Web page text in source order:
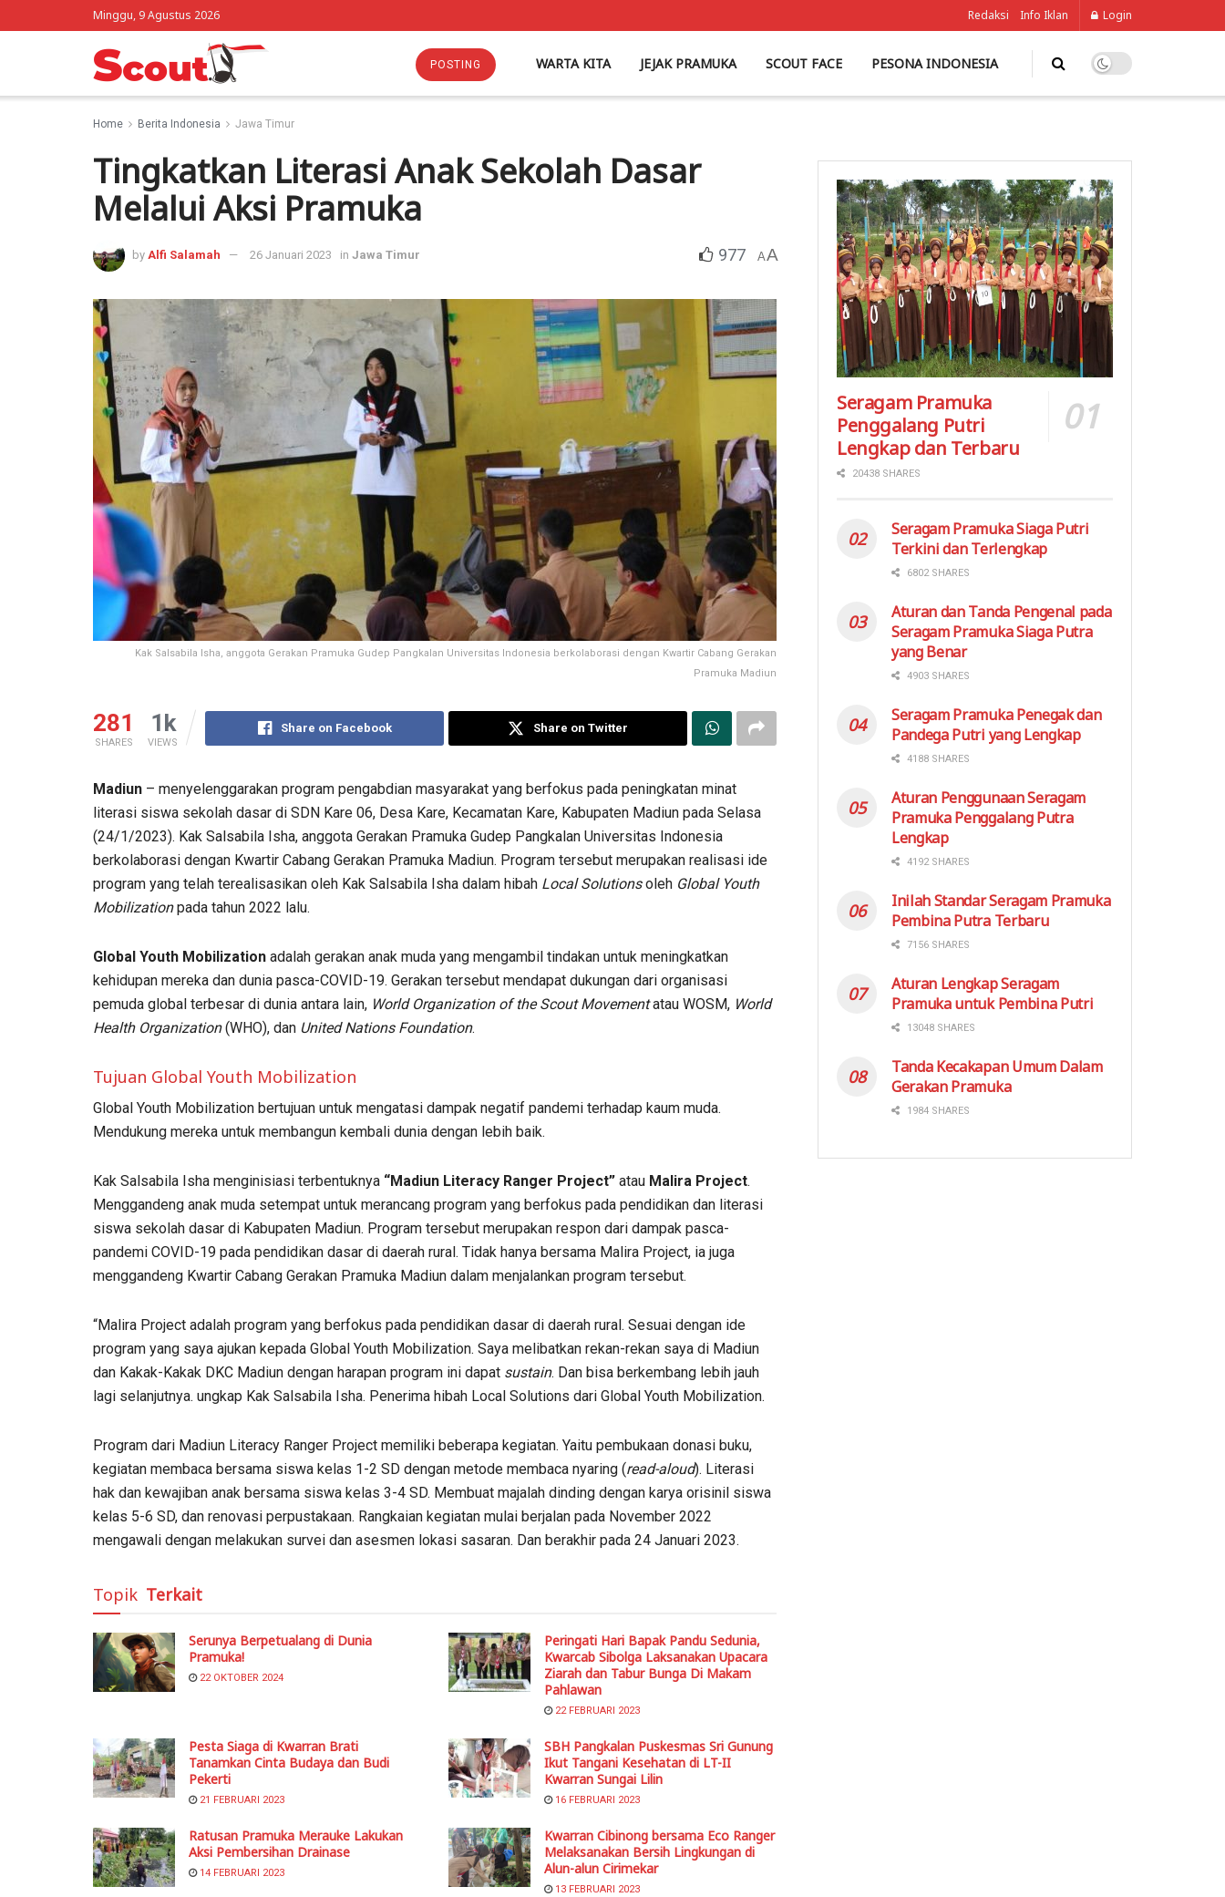
Minggu, 9 Agustus 2026 Redaksi Info Iklan Login
POSTING WARTA KITA JEJAK PRAMUKA SCOUT FACE PESONA INDONESIA
Home Berita Indonesia Jawa Timur
Tingkatkan Literasi Anak Sekolah Dasar
Melalui Aksi Pramuka
by Alfi Salamah 26 Januari 2023 in Jawa Timur 977 AA
Kak Salsabila Isha, anggota Gerakan Pramuka Gudep Pangkalan Universitas Indonesia berkolaborasi dengan Kwartir Cabang Gerakan
Pramuka Madiun
281
SHARES
1k
VIEWS
Share on Facebook Share on Twitter
Madiun – menyelenggarakan program pengabdian masyarakat yang berfokus pada peningkatan minat
literasi siswa sekolah dasar di SDN Kare 06, Desa Kare, Kecamatan Kare, Kabupaten Madiun pada Selasa
(24/1/2023). Kak Salsabila Isha, anggota Gerakan Pramuka Gudep Pangkalan Universitas Indonesia
berkolaborasi dengan Kwartir Cabang Gerakan Pramuka Madiun. Program tersebut merupakan realisasi ide
program yang telah terealisasikan oleh Kak Salsabila Isha dalam hibah Local Solutionsoleh Global Youth
Mobilizationpada tahun 2022 lalu.
Global Youth Mobilization adalah gerakan anak muda yang mengambil tindakan untuk meningkatkan
kehidupan mereka dan dunia pasca-COVID-19. Gerakan tersebut mendapat dukungan dari organisasi
pemuda global terbesar di dunia antara lain, World Organization of the Scout Movementatau WOSM, World
Health Organization(WHO), dan United Nations Foundation.
Tujuan Global Youth Mobilization
Global Youth Mobilization bertujuan untuk mengatasi dampak negatif pandemi terhadap kaum muda.
Mendukung mereka untuk membangun kembali dunia dengan lebih baik.
Kak Salsabila Isha menginisiasi terbentuknya “Madiun Literacy Ranger Project” atau Malira Project.
Menggandeng anak muda setempat untuk merancang program yang berfokus pada pendidikan dan literasi
siswa sekolah dasar di Kabupaten Madiun. Program tersebut merupakan respon dari dampak pasca-
pandemi COVID-19 pada pendidikan dasar di daerah rural. Tidak hanya bersama Malira Project, ia juga
menggandeng Kwartir Cabang Gerakan Pramuka Madiun dalam menjalankan program tersebut.
“Malira Project adalah program yang berfokus pada pendidikan dasar di daerah rural. Sesuai dengan ide
program yang saya ajukan kepada Global Youth Mobilization. Saya melibatkan rekan-rekan saya di Madiun
dan Kakak-Kakak DKC Madiun dengan harapan program ini dapat sustain. Dan bisa berkembang lebih jauh
lagi selanjutnya. ungkap Kak Salsabila Isha. Penerima hibah Local Solutions dari Global Youth Mobilization.
Program dari Madiun Literacy Ranger Project memiliki beberapa kegiatan. Yaitu pembukaan donasi buku,
kegiatan membaca bersama siswa kelas 1-2 SD dengan metode membaca nyaring (read-aloud). Literasi
hak dan kewajiban anak bersama siswa kelas 3-4 SD. Membuat majalah dinding dengan karya orisinil siswa
kelas 5-6 SD, dan renovasi perpustakaan. Rangkaian kegiatan mulai berjalan pada November 2022
mengawali dengan melakukan survei dan asesmen lokasi sasaran. Dan berakhir pada 24 Januari 2023.
Topik Terkait
Serunya Berpetualang di Dunia
Pramuka!
22 OKTOBER 2024
Peringati Hari Bapak Pandu Sedunia,
Kwarcab Sibolga Laksanakan Upacara
Ziarah dan Tabur Bunga Di Makam
Pahlawan
22 FEBRUARI 2023
Pesta Siaga di Kwarran Brati
Tanamkan Cinta Budaya dan Budi
Pekerti
21 FEBRUARI 2023
SBH Pangkalan Puskesmas Sri Gunung
Ikut Tangani Kesehatan di LT-II
Kwarran Sungai Lilin
16 FEBRUARI 2023
Ratusan Pramuka Merauke Lakukan
Aksi Pembersihan Drainase
14 FEBRUARI 2023
Kwarran Cibinong bersama Eco Ranger
Melaksanakan Bersih Lingkungan di
Alun-alun Cirimekar
13 FEBRUARI 2023
Seragam Pramuka
Penggalang Putri
Lengkap dan Terbaru
20438 SHARES
Seragam Pramuka Siaga Putri
Terkini dan Terlengkap
6802 SHARES
Aturan dan Tanda Pengenal pada
Seragam Pramuka Siaga Putra
yang Benar
4903 SHARES
Seragam Pramuka Penegak dan
Pandega Putri yang Lengkap
4188 SHARES
Aturan Penggunaan Seragam
Pramuka Penggalang Putra
Lengkap
4192 SHARES
Inilah Standar Seragam Pramuka
Pembina Putra Terbaru
7156 SHARES
Aturan Lengkap Seragam
Pramuka untuk Pembina Putri
13048 SHARES
Tanda Kecakapan Umum Dalam
Gerakan Pramuka
1984 SHARES